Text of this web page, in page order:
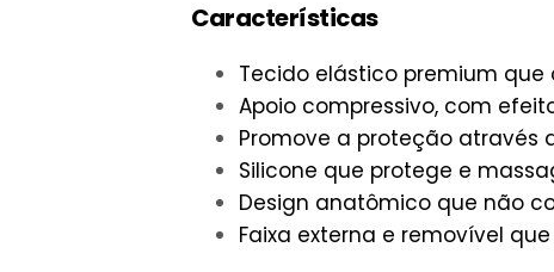
Características
Tecido elástico premium
Apoio compressivo, com
Promove a proteção através
Silicone que protege e
Design anatômico que não
Faixa externa e removível